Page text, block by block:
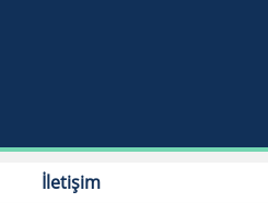
İletişim